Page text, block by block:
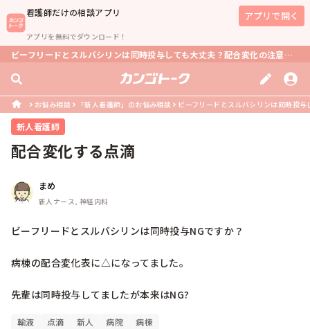
看護師だけの相談アプリ
アプリを無料でダウンロード！
アプリで開く
ビーフリードとスルバシリンは同時投与しても大丈夫？配合変化の注意点とは？
お悩み相談 「新人看護師」のお悩み相談 ビーフリードとスルバシリンは同時投
新人看護師
配合変化する点滴
まめ
新人ナース, 神経内科
ビーフリードとスルバシリンは同時投与NGですか？
病棟の配合変化表に△になってました。
輸液 点滴 新人 病院 病棟